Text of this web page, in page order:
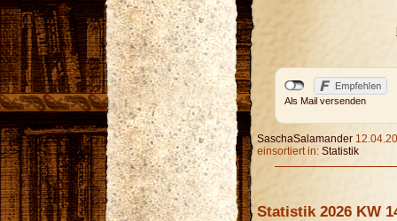
Als Mail versenden
SaschaSalamander
einsortiert in: Statistik
Statistik 2026 KW